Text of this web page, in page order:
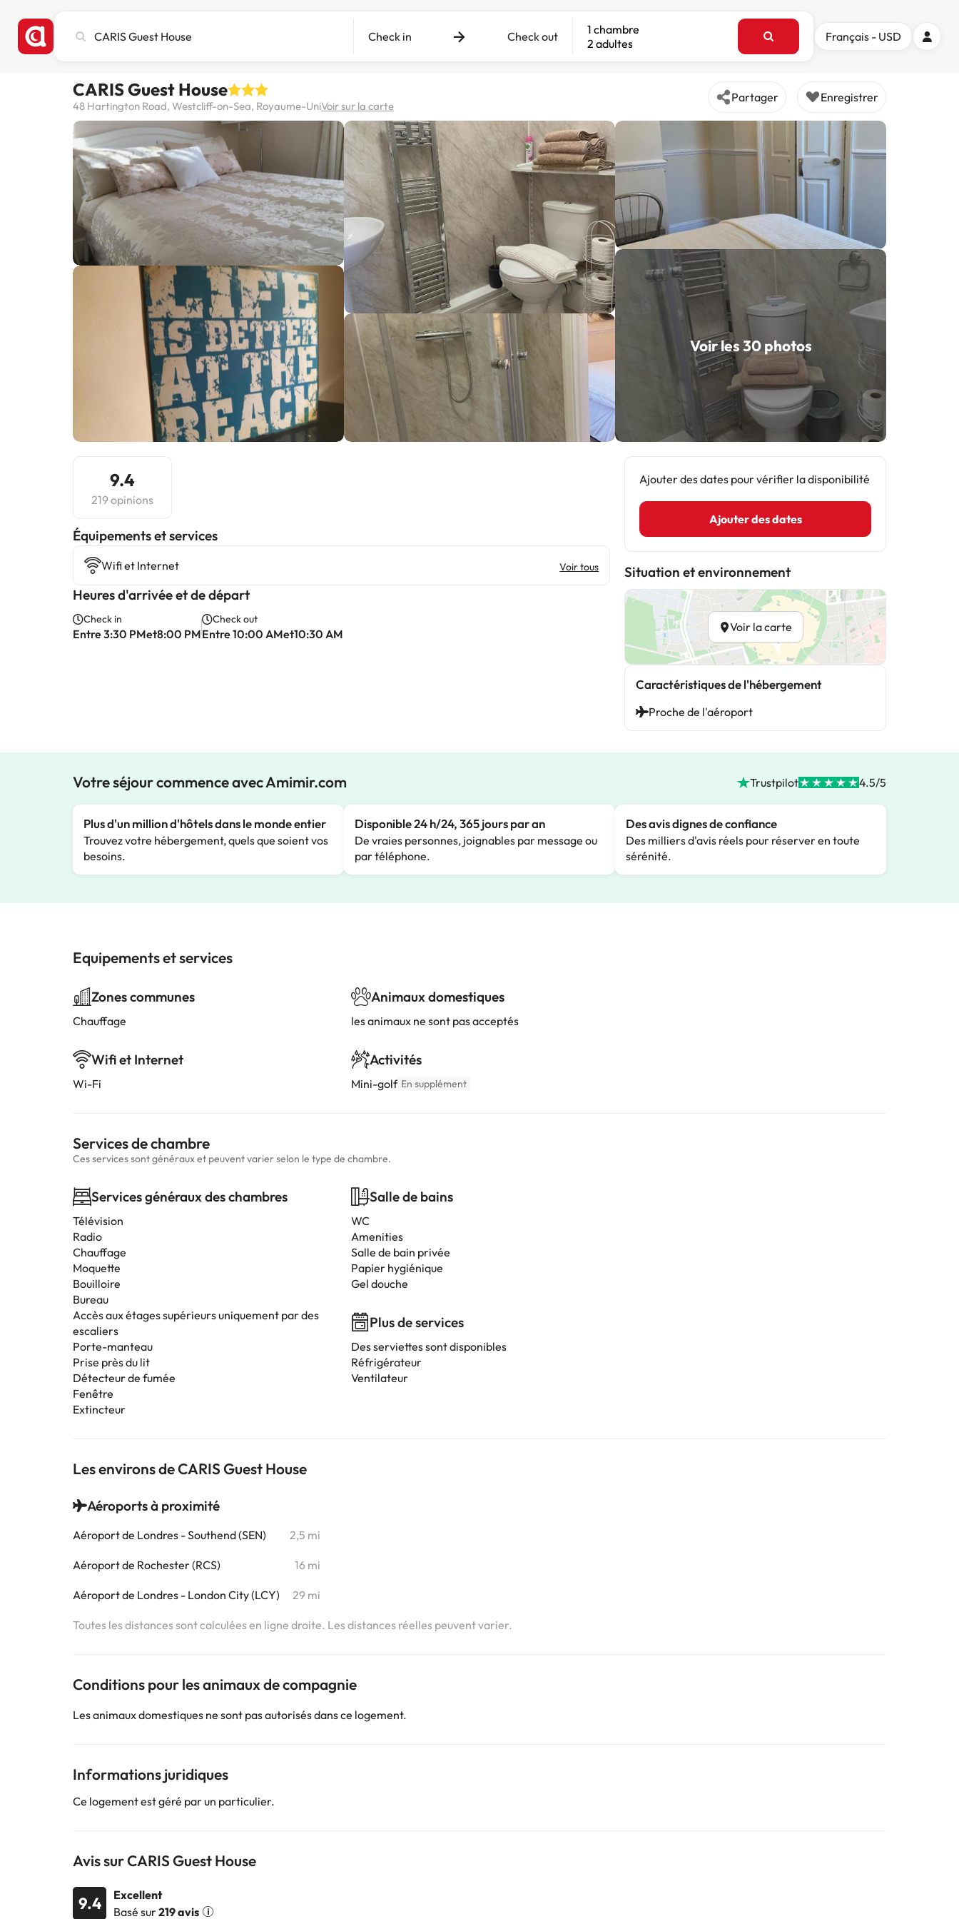
une
hôtel
ou
une
destination
Check in Check out
1 chambre
2 adultes
Français - USD
CARIS Guest House
48 Hartington Road, Westcliff-on-Sea, Royaume-UniVoir sur la carte
Partager Enregistrer
Voir les 30 photos
9.4
219 opinions
​Équipements et services
Wifi et Internet Voir tous
Heures d'arrivée et de départ
Check in
Entre 3:30 PMet8:00 PM
Check out
Entre 10:00 AMet10:30 AM
Ajouter des dates pour vérifier la disponibilité
Ajouter des dates
Situation et environnement
Voir la carte
Caractéristiques de l'hébergement
Proche de l'aéroport
Votre séjour commence avec Amimir.com Trustpilot 4.5/5
Plus d'un million d'hôtels dans le monde entier
Trouvez votre hébergement, quels que soient vos
besoins.
Disponible 24 h/24, 365 jours par an
De vraies personnes, joignables par message ou
par téléphone.
Des avis dignes de confiance
Des milliers d'avis réels pour réserver en toute
sérénité.
Equipements et services
Zones communes
Chauffage
Wifi et Internet
Wi-Fi
Animaux domestiques
les animaux ne sont pas acceptés
Activités
Mini-golf En supplément
Services de chambre
Ces services sont généraux et peuvent varier selon le type de chambre.
Services généraux des chambres
Télévision
Radio
Chauffage
Moquette
Bouilloire
Bureau
Accès aux étages supérieurs uniquement par des
escaliers
Porte-manteau
Prise près du lit
Détecteur de fumée
Fenêtre
Extincteur
Salle de bains
WC
Amenities
Salle de bain privée
Papier hygiénique
Gel douche
Plus de services
Des serviettes sont disponibles
Réfrigérateur
Ventilateur
Les environs de CARIS Guest House
Aéroports à proximité
Aéroport de Londres - Southend (SEN) 2,5 mi
Aéroport de Rochester (RCS) 16 mi
Aéroport de Londres - London City (LCY) 29 mi
Toutes les distances sont calculées en ligne droite. Les distances réelles peuvent varier.
Conditions pour les animaux de compagnie
Les animaux domestiques ne sont pas autorisés dans ce logement.
Informations juridiques
Ce logement est géré par un particulier.
Avis sur CARIS Guest House
9.4
Excellent
Basé sur219 avis